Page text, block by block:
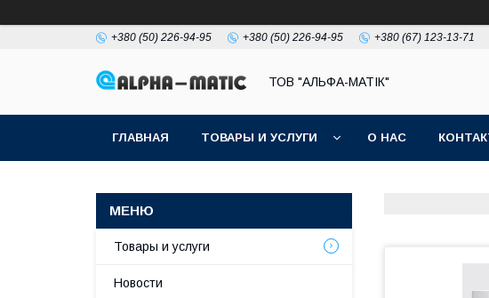
+380 (50) 226-94-95 +380 (50) 226-94-95 +380 (67) 123-13-71
ТОВ "АЛЬФА-МАТІК"
ГЛАВНАЯ ТОВАРЫ И УСЛУГИ О НАС
Товары и услуги
Новости